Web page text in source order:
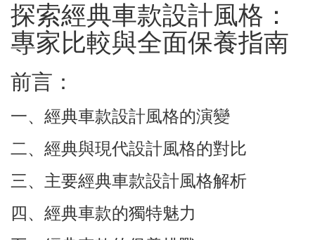
探索經典車款設計風格：
專家比較與全面保養指南
前言：
一、經典車款設計風格的演變
二、經典與現代設計風格的對比
三、主要經典車款設計風格解析
四、經典車款的獨特魅力